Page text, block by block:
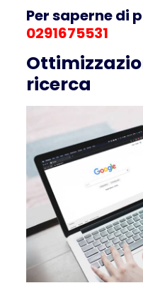
Per saperne di
0291675531
ricerca